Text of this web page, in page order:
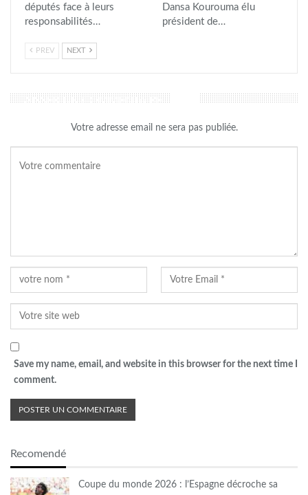
députés face à leurs
responsabilités…
Dansa Kourouma élu
président de…
PREV NEXT
LAISSER UN COMMENTAIRE
Votre adresse email ne sera pas publiée.
Save my name, email, and website in this browser for the next time I
comment.
Recomendé
Coupe du monde 2026 : l’Espagne décroche sa